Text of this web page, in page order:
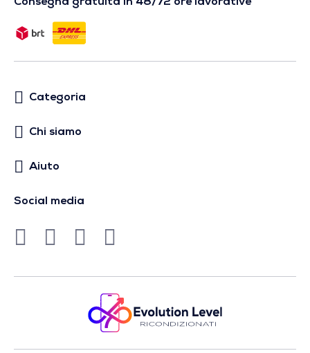
Consegna gratuita in 48/72 ore lavorative
Categoria
Chi siamo
Aiuto
Social media